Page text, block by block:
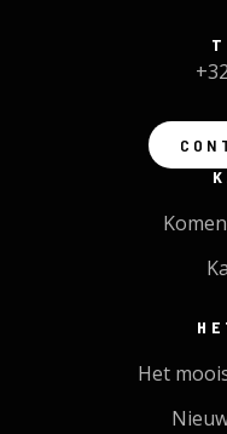
Het